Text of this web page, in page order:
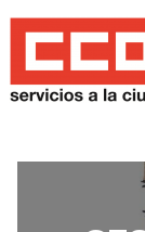
content